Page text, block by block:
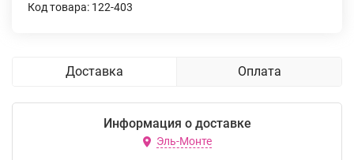
Код товара: 122-403
Доставка Оплата
Информация о доставке
Эль-Монте